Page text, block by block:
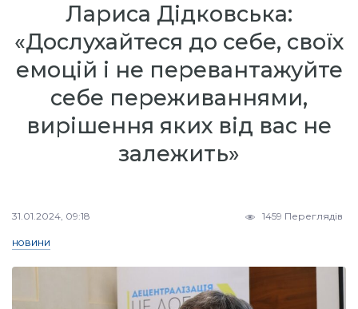
Лариса Дідковська:
«Дослухайтеся до себе, своїх
емоцій і не перевантажуйте
себе переживаннями,
вирішення яких від вас не
залежить»
31.01.2024, 09:18 1459 Переглядів
НОВИНИ